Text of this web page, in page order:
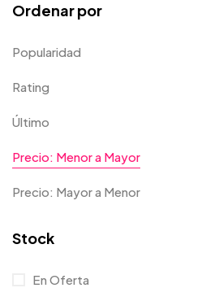
Ordenar por
Popularidad
Rating
Último
Precio: Menor a Mayor
Precio: Mayor a Menor
Stock
En Oferta